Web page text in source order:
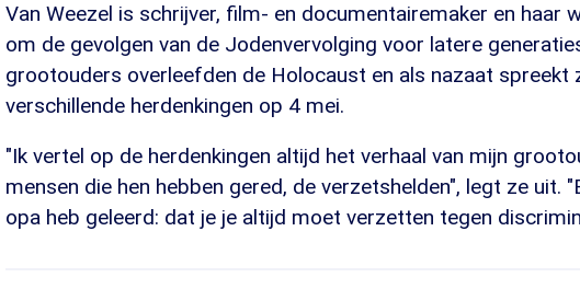
Van Weezel is schrijver, film- en documentairemaker en haar
om de gevolgen van de Jodenvervolging voor latere
grootouders overleefden de Holocaust en als nazaat spreekt
verschillende herdenkingen op 4 mei.
"Ik vertel op de herdenkingen altijd het verhaal van mijn
mensen die hen hebben gered, de verzetshelden", legt ze uit.
opa heb geleerd: dat je je altijd moet verzetten tegen